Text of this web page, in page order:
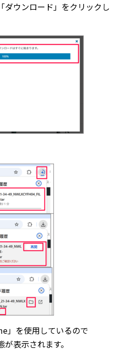
ウンロード」をクリックし
」を使用しているので
表示されます。